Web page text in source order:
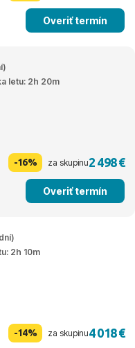
Overiť termín
letu: 2h 20m
-16% za skupinu2 498 €
Overiť termín
2h 10m
-14% za skupinu4 018 €